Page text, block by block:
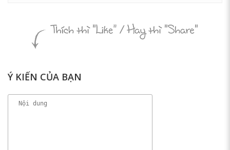
Ý KIẾN CỦA BẠN